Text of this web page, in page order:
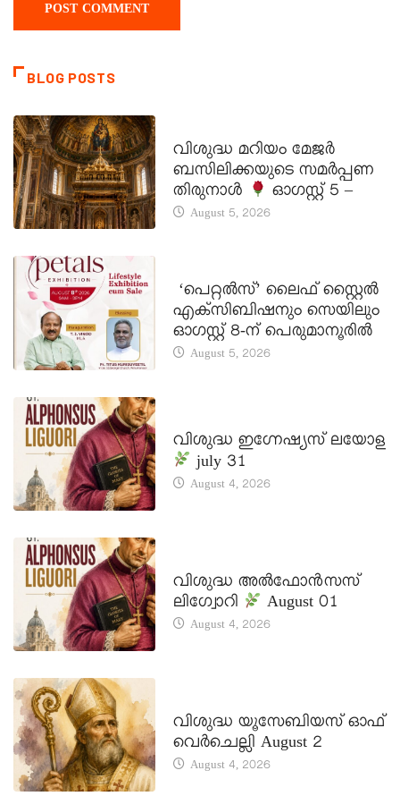
BLOG POSTS
വിശുദ്ധ മറിയം മേജർ
ബസിലിക്കയുടെ സമർപ്പണ
തിരുനാൾ
ഓഗസ്റ്റ് 5 –
August 5, 2026
‘പെറ്റൽസ്’ ലൈഫ് സ്റ്റൈൽ
എക്സിബിഷനും സെയിലും
ഓഗസ്റ്റ് 8-ന് പെരുമാനൂരിൽ
August 5, 2026
വിശുദ്ധ ഇഗ്നേഷ്യസ് ലയോള
july 31
August 4, 2026
വിശുദ്ധ അൽഫോൻസസ്
ലിഗ്വോറി
August 01
August 4, 2026
വിശുദ്ധ യൂസേബിയസ് ഓഫ്
വെർചെല്ലി August 2
August 4, 2026